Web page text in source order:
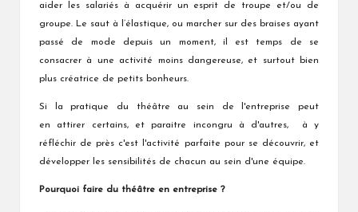
aider les salariés à acquérir un esprit de troupe et/ou de
groupe. Le saut à l’élastique, ou marcher sur des braises ayant
passé de mode depuis un moment, il est temps de se
consacrer à une activité moins dangereuse, et surtout bien
plus créatrice de petits bonheurs.
Si la pratique du théâtre au sein de l'entreprise peut
en attirer certains, et paraitre incongru à d'autres, à y
réfléchir de près c'est l'activité parfaite pour se découvrir, et
développer les sensibilités de chacun au sein d'une équipe.
Pourquoi faire du théâtre en entreprise ?